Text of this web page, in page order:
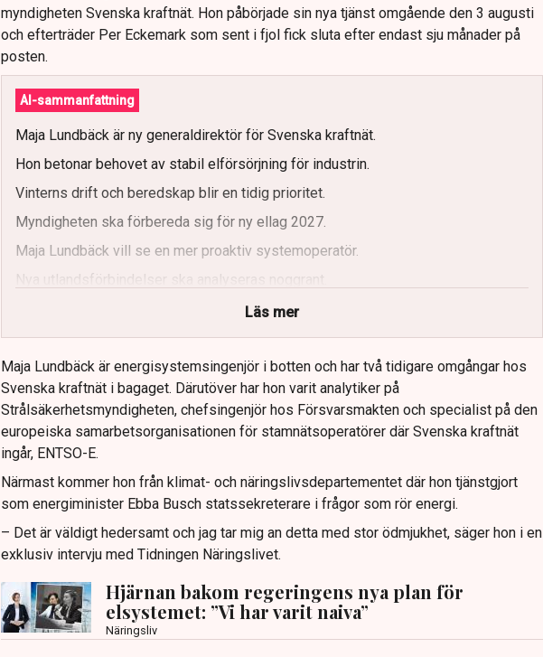
myndigheten Svenska kraftnät. Hon påbörjade sin nya tjänst omgående den 3 augusti
och efterträder Per Eckemark som sent i fjol fick sluta efter endast sju månader på
posten.
AI-sammanfattning
Maja Lundbäck är ny generaldirektör för Svenska kraftnät.
Hon betonar behovet av stabil elförsörjning för industrin.
Vinterns drift och beredskap blir en tidig prioritet.
Myndigheten ska förbereda sig för ny ellag 2027.
Maja Lundbäck vill se en mer proaktiv systemoperatör.
Nya utlandsförbindelser ska analyseras noggrant.
Läs mer
Maja Lundbäck är energisystemsingenjör i botten och har två tidigare omgångar hos
Svenska kraftnät i bagaget. Därutöver har hon varit analytiker på
Strålsäkerhetsmyndigheten, chefsingenjör hos Försvarsmakten och specialist på den
europeiska samarbetsorganisationen för stamnätsoperatörer där Svenska kraftnät
ingår, ENTSO-E.
Närmast kommer hon från klimat- och näringslivsdepartementet där hon tjänstgjort
som energiminister Ebba Busch statssekreterare i frågor som rör energi.
– Det är väldigt hedersamt och jag tar mig an detta med stor ödmjukhet, säger hon i en
exklusiv intervju med Tidningen Näringslivet.
Hjärnan bakom regeringens nya plan för
elsystemet: ”Vi har varit naiva”
Näringsliv